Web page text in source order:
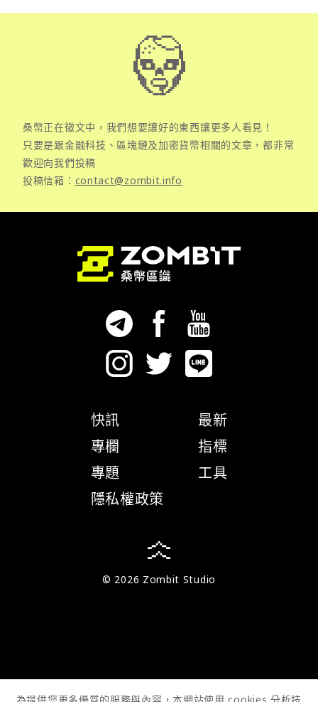
桑幣正在徵文中，我們想要讓好的東西讓更多人看見！
只要是跟金融科技、區塊鏈及加密貨幣相關的文章，都非常
歡迎向我們投稿
投稿信箱： contact@zombit.info
快訊
專欄
專題
隱私權政策
最新
指標
工具
© 2026 Zombit Studio